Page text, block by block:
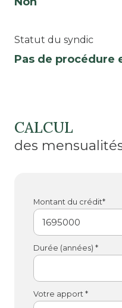
Statut du syndic
Pas de procédure
CALCUL
des
Montant du crédit*
Durée (années) *
Votre apport *